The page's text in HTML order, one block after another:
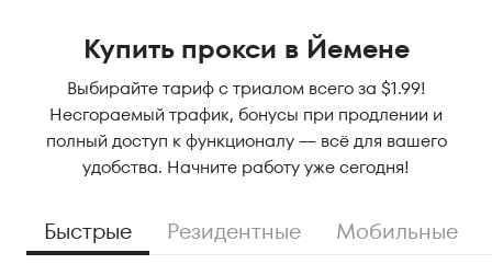
Купить прокси в Йемене
Выбирайте тариф с триалом всего за $1.99!
Несгораемый трафик, бонусы при продлении и
полный доступ к функционалу — всё для вашего
удобства. Начните работу уже сегодня!
Быстрые Резидентные Мобильные